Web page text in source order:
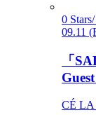
0
09.11
「
CÉ